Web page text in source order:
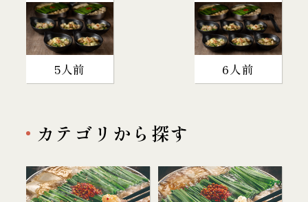
5人前 6人前
カテゴリから探す